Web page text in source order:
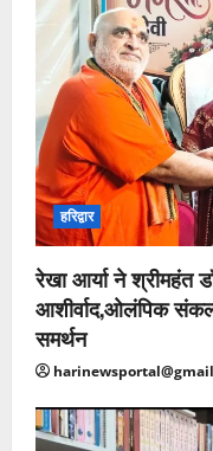
हरिद्वार
रेखा आर्या ने श्रीमहंत
आशीर्वाद,ओलंपिक
समर्थन